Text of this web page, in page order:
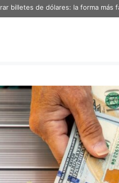
billetes de dólares: la forma más